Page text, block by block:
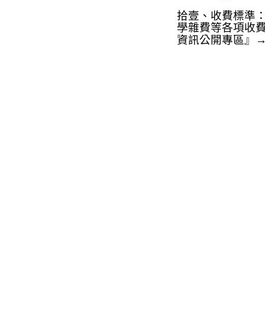
拾壹、收費標準
學雜費等各項收
資訊公開專區』